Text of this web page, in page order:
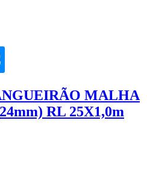
MALHA
RL 25X1,0m